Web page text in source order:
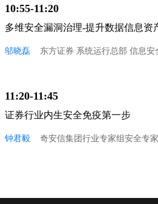
10:55-11:20
多维安全漏洞治理-提升数据信息资
邬晓磊 东方证券 系统运行总部 信息安
11:20-11:45
证券行业内生安全免疫第一步
钟君毅 奇安信集团行业专家组安全专家